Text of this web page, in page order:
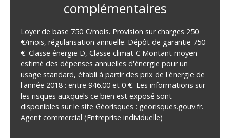
complémentaires
Loyer de base 750 €/mois. Provision sur charges 250
€/mois, régularisation annuelle. Dépôt de garantie 750
€. Classe énergie D, Classe climat C Montant moyen
estimé des dépenses annuelles d'énergie pour un
usage standard, établi à partir des prix de l'énergie de
l'année 2018 : entre 946.00 et 0 €. Les informations sur
les risques auxquels ce bien est exposé sont
disponibles sur le site Géorisques : georisques.gouv.fr.
Agent commercial (Entreprise individuelle)